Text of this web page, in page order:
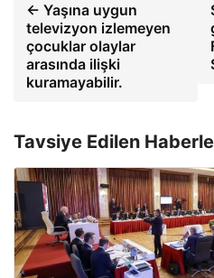
← Yaşına uygun
televizyon izlemeyen
çocuklar olaylar
arasında ilişki
kuramayabilir.
Tavsiye Edilen